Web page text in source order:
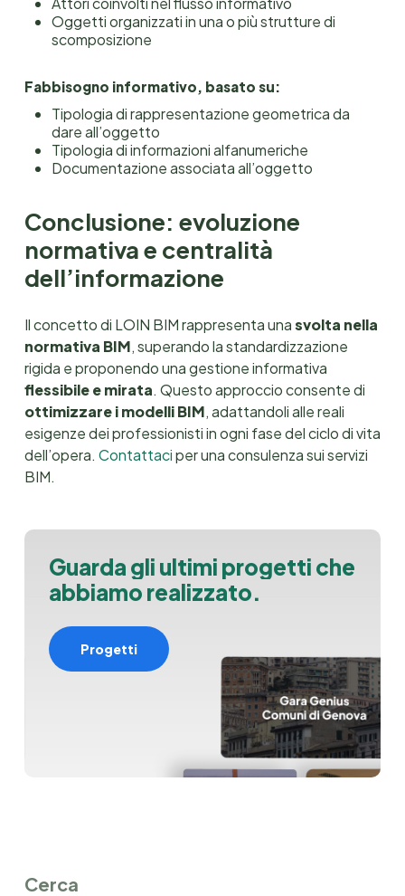
Oggetti organizzati in una o più strutture di
scomposizione
Fabbisogno informativo, basato su:
Tipologia di rappresentazione geometrica da
dare all’oggetto
Tipologia di informazioni alfanumeriche
Documentazione associata all’oggetto
Conclusione: evoluzione
normativa e centralità
dell’informazione
Il concetto di LOIN BIM rappresenta unasvolta nella
normativa BIM, superando la standardizzazione
rigida e proponendo una gestione informativa
flessibile e mirata. Questo approccio consente di
ottimizzare i modelli BIM, adattandoli alle reali
esigenze dei professionisti in ogni fase del ciclo di vita
dell’opera. Contattaciper una consulenza sui servizi
BIM.
Guarda gli ultimi progetti che
abbiamo realizzato.
Progetti
Cerca